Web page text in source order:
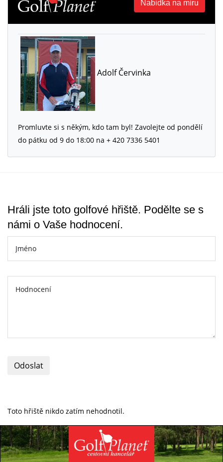
Nabidka na míru
Adolf Červinka
Promluvte si s někým, kdo tam byl! Zavolejte od pondělí
do pátku od 9 do 18:00 na + 420 7336 5401
Hráli jste toto golfové hřiště. Podělte se s
námi o Vaše hodnocení.
Odoslat
Toto hřiště nikdo zatím nehodnotil.